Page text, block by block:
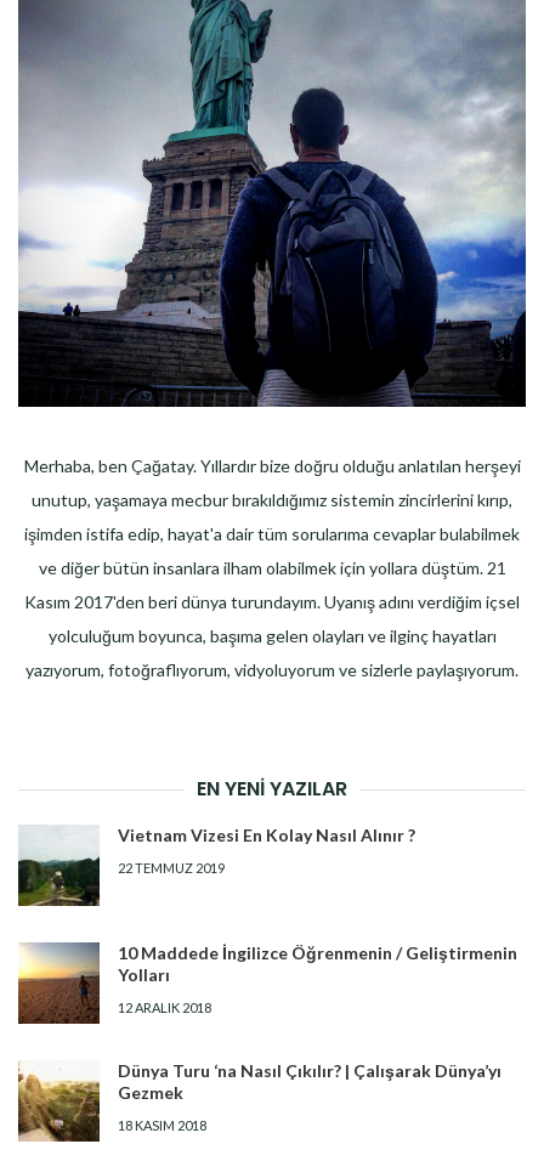
Merhaba, ben Çağatay. Yıllardır bize doğru olduğu anlatılan herşeyi
unutup, yaşamaya mecbur bırakıldığımız sistemin zincirlerini kırıp,
işimden istifa edip, hayat'a dair tüm sorularıma cevaplar bulabilmek
ve diğer bütün insanlara ilham olabilmek için yollara düştüm. 21
Kasım 2017'den beri dünya turundayım. Uyanış adını verdiğim içsel
yolculuğum boyunca, başıma gelen olayları ve ilginç hayatları
yazıyorum, fotoğraflıyorum, vidyoluyorum ve sizlerle paylaşıyorum.
EN YENI YAZILAR
Vietnam Vizesi En Kolay Nasıl Alınır ?
22 TEMMUZ 2019
10 Maddede İngilizce Öğrenmenin / Geliştirmenin
Yolları
12 ARALIK 2018
Dünya Turu ‘na Nasıl Çıkılır? | Çalışarak Dünya’yı
Gezmek
18 KASIM 2018